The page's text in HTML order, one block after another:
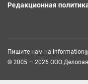
Редакционная
Пишите нам на
© 2005 — 2026 ООО Деловая